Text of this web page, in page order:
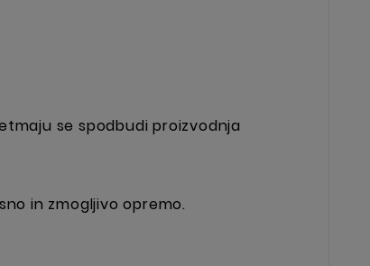
se spodbudi proizvodnja
in zmogljivo opremo.